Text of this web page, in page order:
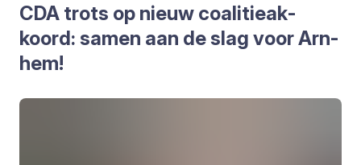
CDA trots op nieuw coa­li­tie­ak­
koord: samen aan de slag voor Arn­
hem!